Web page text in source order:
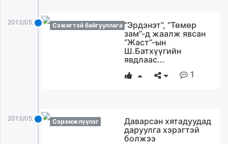
2013/05/09 Сэжигтэй байгууллага “Эрдэнэт”, “Төмөр
зам”-д жаалж явсан
“Жаст”-ын
Ш.Батхүүгийн
явдлаас...
1
2013/05/09 Сэрэмжлүүлэг
Даварсан хятадуудад
даруулга хэрэгтэй
болжээ